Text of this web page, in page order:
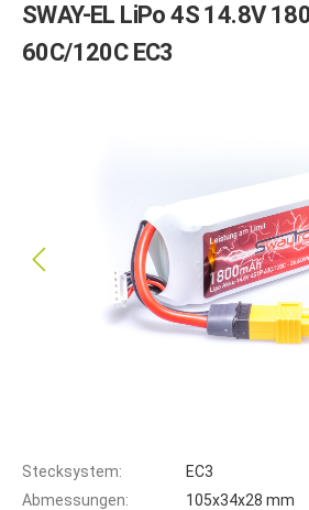
SWAY-EL LiPo 4S 14.8V
60C/120C EC3
Stecksystem:
EC3
Abmessungen:
105x34x28 mm